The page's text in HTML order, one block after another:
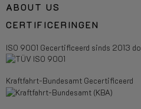
ABOUT US
CERTIFICERINGEN
ISO 9001 Gecertificeerd sinds 2013
Kraftfahrt-Bundesamt Gecertificeerd